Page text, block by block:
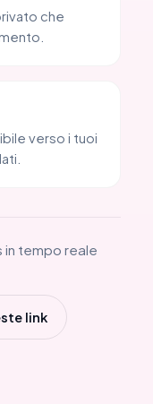
che
verso i tuoi
in tempo reale
link